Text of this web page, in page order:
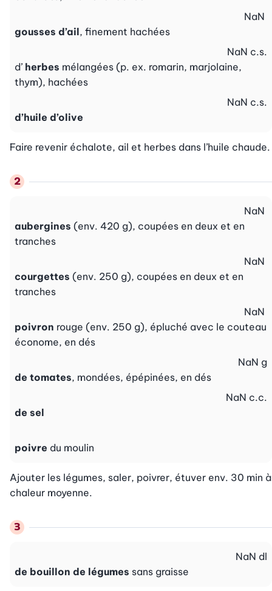
gousses d’ail, finement hachées
NaN
d’ herbes mélangées (p. ex. romarin, marjolaine,
thym), hachées
NaN c.s.
d’huile d’olive
NaN c.s.
Faire revenir échalote, ail et herbes dans l’huile chaude.
aubergines (env. 420 g), coupées en deux et en
tranches
NaN
courgettes (env. 250 g), coupées en deux et en
tranches
NaN
poivron rouge (env. 250 g), épluché avec le couteau
économe, en dés
NaN
de tomates, mondées, épépinées, en dés
NaN g
de sel
NaN c.c.
poivre du moulin
Ajouter les légumes, saler, poivrer, étuver env. 30 min à
chaleur moyenne.
de bouillon de légumes sans graisse
NaN dl